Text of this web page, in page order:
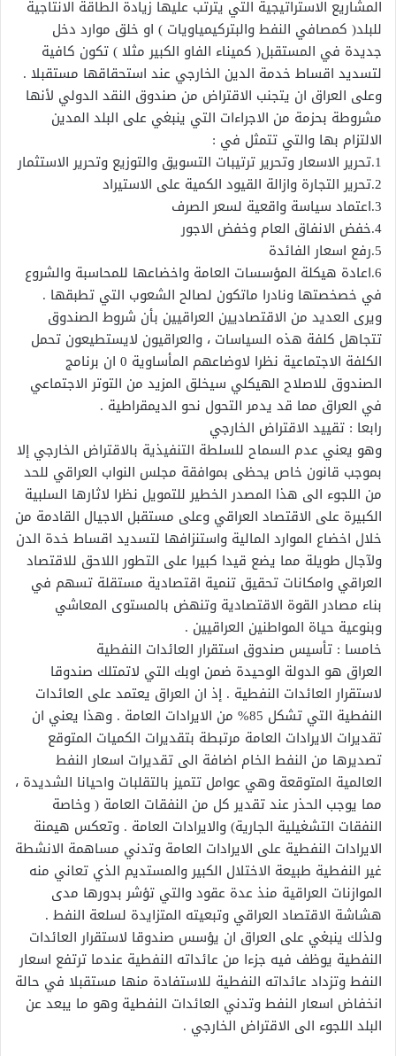
المشاريع الاستراتيجية التي يترتب عليها زيادة الطاقة الانتاجية
للبلد( كمصافي النفط والبتركيمياويات ) او خلق موارد دخل
جديدة في المستقبل( كميناء الفاو الكبير مثلا ) تكون كافية
لتسديد اقساط خدمة الدين الخارجي عند استحقاقها مستقبلا .
وعلى العراق ان يتجنب الاقتراض من صندوق النقد الدولي لأنها
مشروطة بحزمة من الاجراءات التي ينبغي على البلد المدين
الالتزام بها والتي تتمثل في :
1.تحرير الاسعار وتحرير ترتيبات التسويق والتوزيع وتحرير الاستثمار
2.تحرير التجارة وازالة القيود الكمية على الاستيراد
3.اعتماد سياسة واقعية لسعر الصرف
4.خفض الانفاق العام وخفض الاجور
5.رفع اسعار الفائدة
6.اعادة هيكلة المؤسسات العامة واخضاعها للمحاسبة والشروع
في خصخصتها ونادرا ماتكون لصالح الشعوب التي تطبقها .
ويرى العديد من الاقتصاديين العراقيين بأن شروط الصندوق
تتجاهل كلفة هذه السياسات ، والعراقيون لايستطيعون تحمل
الكلفة الاجتماعية نظرا لاوضاعهم المأساوية 0 ان برنامج
الصندوق للاصلاح الهيكلي سيخلق المزيد من التوتر الاجتماعي
في العراق مما قد يدمر التحول نحو الديمقراطية .
رابعا : تقييد الاقتراض الخارجي
وهو يعني عدم السماح للسلطة التنفيذية بالاقتراض الخارجي إلا
بموجب قانون خاص يحظى بموافقة مجلس النواب العراقي للحد
من اللجوء الى هذا المصدر الخطير للتمويل نظرا لاثارها السلبية
الكبيرة على الاقتصاد العراقي وعلى مستقبل الاجيال القادمة من
خلال اخضاع الموارد المالية واستنزافها لتسديد اقساط خدة الدن
ولآجال طويلة مما يضع قيدا كبيرا على التطور اللاحق للاقتصاد
العراقي وامكانات تحقيق تنمية اقتصادية مستقلة تسهم في
بناء مصادر القوة الاقتصادية وتنهض بالمستوى المعاشي
وبنوعية حياة المواطنين العراقيين .
خامسا : تأسيس صندوق استقرار العائدات النفطية
العراق هو الدولة الوحيدة ضمن اوبك التي لاتمتلك صندوقا
لاستقرار العائدات النفطية . إذ ان العراق يعتمد على العائدات
النفطية التي تشكل 85% من الايرادات العامة . وهذا يعني ان
تقديرات الايرادات العامة مرتبطة بتقديرات الكميات المتوقع
تصديرها من النفط الخام اضافة الى تقديرات اسعار النفط
العالمية المتوقعة وهي عوامل تتميز بالتقلبات واحيانا الشديدة ،
مما يوجب الحذر عند تقدير كل من النفقات العامة ( وخاصة
النفقات التشغيلية الجارية) والايرادات العامة . وتعكس هيمنة
الايرادات النفطية على الايرادات العامة وتدني مساهمة الانشطة
غير النفطية طبيعة الاختلال الكبير والمستديم الذي تعاني منه
الموازنات العراقية منذ عدة عقود والتي تؤشر بدورها مدى
هشاشة الاقتصاد العراقي وتبعيته المتزايدة لسلعة النفط .
ولذلك ينبغي على العراق ان يؤسس صندوقا لاستقرار العائدات
النفطية يوظف فيه جزءا من عائداته النفطية عندما ترتفع اسعار
النفط وتزداد عائداته النفطية للاستفادة منها مستقبلا في حالة
انخفاض اسعار النفط وتدني العائدات النفطية وهو ما يبعد عن
البلد اللجوء الى الاقتراض الخارجي .